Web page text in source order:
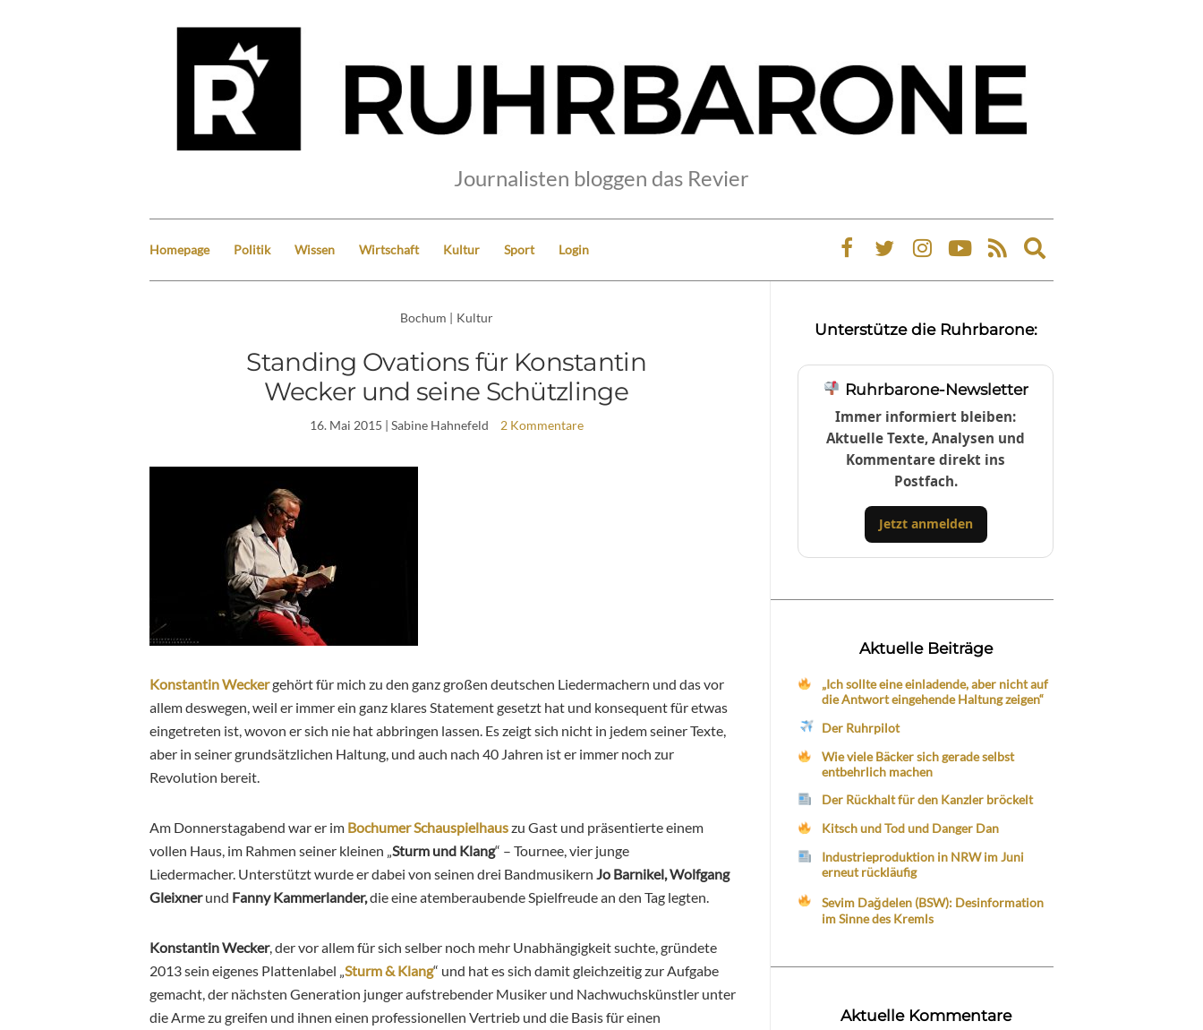
Journalisten bloggen das Revier
Homepage Politik Wissen Wirtschaft Kultur Sport Login
Expand
search
Bochum | Kultur
Standing Ovations für Konstantin
Wecker und seine Schützlinge
16. Mai 2015 | Sabine Hahnefeld 2 Kommentare
Konstantin Weckergehört für mich zu den ganz großen deutschen Liedermachern und das vor
allem deswegen, weil er immer ein ganz klares Statement gesetzt hat und konsequent für etwas
eingetreten ist, wovon er sich nie hat abbringen lassen. Es zeigt sich nicht in jedem seiner Texte,
aber in seiner grundsätzlichen Haltung, und auch nach 40 Jahren ist er immer noch zur
Revolution bereit.
Am Donnerstagabend war er im Bochumer Schauspielhauszu Gast und präsentierte einem
vollen Haus, im Rahmen seiner kleinen „ Sturm und Klang“ – Tournee, vier junge
Liedermacher. Unterstützt wurde er dabei von seinen drei Bandmusikern Jo Barnikel, Wolfgang
Gleixnerund Fanny Kammerlander,die eine atemberaubende Spielfreude an den Tag legten.
Konstantin Wecker, der vor allem für sich selber noch mehr Unabhängigkeit suchte, gründete
2013 sein eigenes Plattenlabel „ Sturm & Klang“ und hat es sich damit gleichzeitig zur Aufgabe
gemacht, der nächsten Generation junger aufstrebender Musiker und Nachwuchskünstler unter
die Arme zu greifen und ihnen einen professionellen Vertrieb und die Basis für einen
Unterstütze die Ruhrbarone:
Ruhrbarone-Newsletter
Immer informiert bleiben:
Aktuelle Texte, Analysen und
Kommentare direkt ins
Postfach.
Jetzt anmelden
Aktuelle Beiträge
„Ich sollte eine einladende, aber nicht auf
die Antwort eingehende Haltung zeigen“
Der Ruhrpilot
Wie viele Bäcker sich gerade selbst
entbehrlich machen
Der Rückhalt für den Kanzler bröckelt
Kitsch und Tod und Danger Dan
Industrieproduktion in NRW im Juni
erneut rückläufig
Sevim Dağdelen (BSW): Desinformation
im Sinne des Kremls
Aktuelle Kommentare